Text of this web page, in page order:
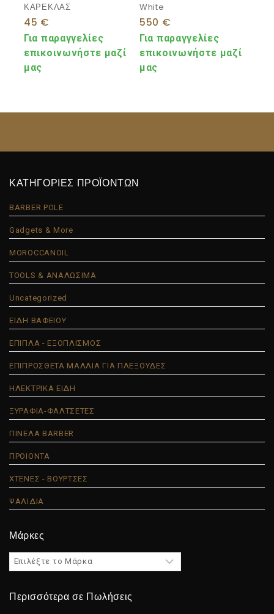
ΚΑΡΕΚΛΑΣ
45 €
Για παραγγελίες
επικοινωνήστε μαζί
μας
White
550 €
Για παραγγελίες
επικοινωνήστε μαζί
μας
ΚΑΤΗΓΟΡΙΕΣ ΠΡΟΪΟΝΤΩΝ
BARBER POLE
Gadgets & More
MOROCCANOIL
TOOLS & ΑΝΑΛΩΣΙΜΑ
Uncategorized
ΕΙΔΗ ΒΑΦΕΙΟΥ
ΕΠΙΠΛΑ - ΕΞΟΠΛΙΣΜΟΣ
ΕΠΙΠΡΟΣΘΕΤΑ ΜΑΛΛΙΑ ΓΙΑ ΠΛΕΞΟΥΔΕΣ
ΗΛΕΚΤΡΙΚΑ ΕΙΔΗ
ΞΥΡΑΦΙΑ-ΦΑΛΤΣΕΤΕΣ
ΠΙΝΕΛΑ BARBER
ΠΡΟΙΟΝΤΑ
ΧΤΕΝΕΣ - ΒΟΥΡΤΣΕΣ
ΨΑΛΙΔΙΑ
Μάρκες
Περισσότερα σε Πωλήσεις